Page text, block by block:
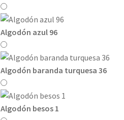
Algodón azul 96
Algodón baranda turquesa 36
Algodón besos 1